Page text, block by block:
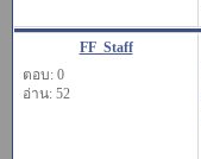
FF_Staff
ตอบ: 0
อ่าน: 52